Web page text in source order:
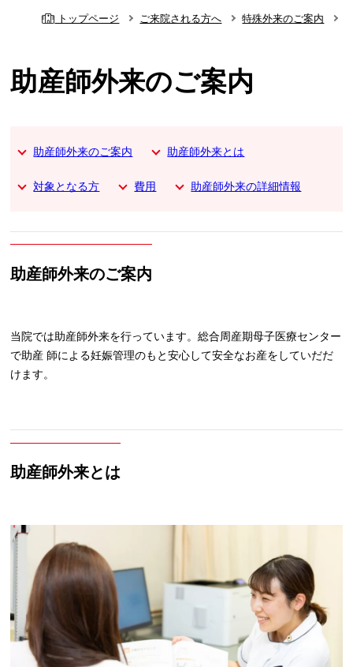
トップページ ご来院される方へ 特殊外来のご案内
助産師外来のご案内
助産師外来のご案内 助産師外来とは
対象となる方 費用 助産師外来の詳細情報
助産師外来のご案内
当院では助産師外来を行っています。総合周産期母子医療センター
で助産 師による妊娠管理のもと安心して安全なお産をしていだだ
けます。
助産師外来とは